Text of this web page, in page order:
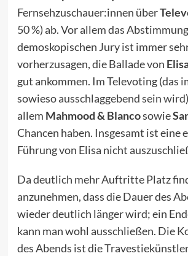
Fernsehzuschauer:innen über
50 %) ab. Vor allem das
demoskopischen Jury ist immer
vorherzusagen, die Ballade von
gut ankommen. Im Televoting (das
sowiesoausschlaggebend sein wird
allem Mahmood & Blancosowie
Chancen haben. Insgesamt ist eine
Führung von Elisa nicht
Da deutlich mehr Auftritte Platz
anzunehmen, dass die Dauer des
wieder deutlich länger wird; ein
kann man wohl ausschließen. Die
des Abends ist die